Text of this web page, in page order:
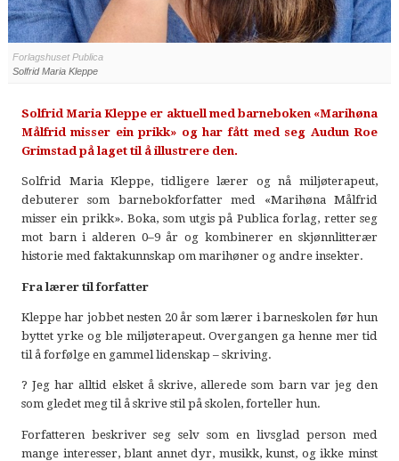
Forlagshuset Publica
Solfrid Maria Kleppe
Solfrid Maria Kleppe er aktuell med barneboken «Marihøna
Målfrid misser ein prikk» og har fått med seg Audun Roe
Grimstad på laget til å illustrere den.
Solfrid Maria Kleppe, tidligere lærer og nå miljøterapeut,
debuterer som barnebokforfatter med «Marihøna Målfrid
misser ein prikk». Boka, som utgis på Publica forlag, retter seg
mot barn i alderen 0–9 år og kombinerer en skjønnlitterær
historie med faktakunnskap om marihøner og andre insekter.
Fra lærer til forfatter
Kleppe har jobbet nesten 20 år som lærer i barneskolen før hun
byttet yrke og ble miljøterapeut. Overgangen ga henne mer tid
til å forfølge en gammel lidenskap – skriving.
? Jeg har alltid elsket å skrive, allerede som barn var jeg den
som gledet meg til å skrive stil på skolen, forteller hun.
Forfatteren beskriver seg selv som en livsglad person med
mange interesser, blant annet dyr, musikk, kunst, og ikke minst